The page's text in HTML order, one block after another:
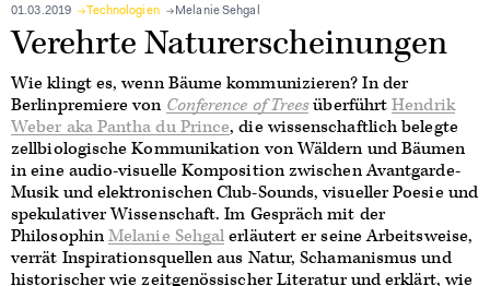
01.03.2019 Technologien Melanie Sehgal
Verehrte Naturerscheinungen
Wie klingt es, wenn Bäume kommunizieren? In der
Berlinpremiere von Conference of TreesüberführtHendrik
Weber aka Pantha du Prince, die wissenschaftlich belegte
zellbiologische Kommunikation von Wäldern und Bäumen
in eine audio-visuelle Komposition zwischen Avantgarde-
Musik und elektronischen Club-Sounds, visueller Poesie und
spekulativer Wissenschaft. Im Gespräch mit der
PhilosophinMelanie Sehgalerläutert er seine Arbeitsweise,
verrät Inspirationsquellen aus Natur, Schamanismus und
historischer wie zeitgenössischer Literatur und erklärt, wie